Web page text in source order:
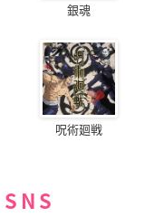
銀魂
呪術廻戦